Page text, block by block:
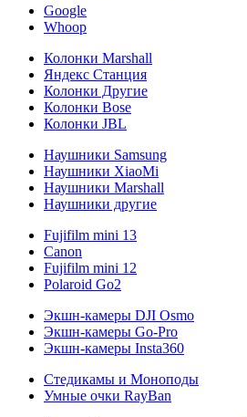
Google
Whoop
Колонки Marshall
Яндекс Станция
Колонки Другие
Колонки Bose
Колонки JBL
Наушники Samsung
Наушники XiaoMi
Наушники Marshall
Наушники другие
Fujifilm mini 13
Canon
Fujifilm mini 12
Polaroid Go2
Экшн-камеры DJI Osmo
Экшн-камеры Go-Pro
Экшн-камеры Insta360
Стедикамы и Моноподы
Умные очки RayBan